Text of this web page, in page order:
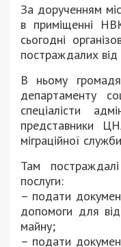
За дорученням
в приміщенні
сьогодні
постраждалих
В ньому
департаменту
спеціалісти
представники
міграційної
Там
послуги:
– подати
допомоги для
майну;
– подати